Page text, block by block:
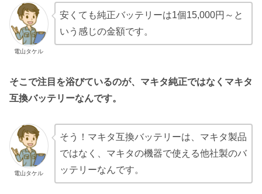
電山タケル
安くても純正バッテリーは1個15,000円～と
いう感じの金額です。
そこで注目を浴びているのが、 マキタ純正ではなくマキタ
互換バッテリーなんです。
電山タケル
そう！マキタ互換バッテリーは、マキタ製品
ではなく、マキタの機器で使える他社製のバ
ッテリーなんです。